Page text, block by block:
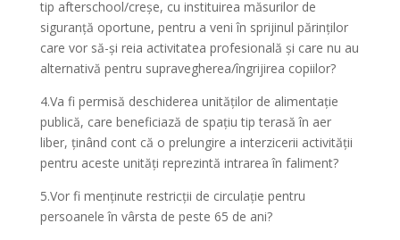
tip afterschool/creșe, cu instituirea măsurilor de
siguranță oportune, pentru a veni în sprijinul părinților
care vor să-și reia activitatea profesională și care nu au
alternativă pentru supravegherea/îngrijirea copiilor?
4.Va fi permisă deschiderea unităților de alimentație
publică, care beneficiază de spațiu tip terasă în aer
liber, ținând cont că o prelungire a interzicerii activității
pentru aceste unități reprezintă intrarea în faliment?
5.Vor fi menținute restricții de circulație pentru
persoanele în vârsta de peste 65 de ani?